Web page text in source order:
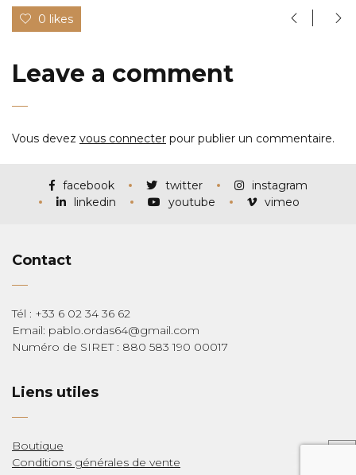
0 likes
Leave a comment
Vous devez vous connecter pour publier un commentaire.
facebook twitter
instagram
linkedin
youtube vimeo
Contact
Tél : +33 6 02 34 36 62
Email: pablo.ordas64@gmail.com
Numéro de SIRET : 880 583 190 00017
Liens utiles
Boutique
Conditions générales de vente